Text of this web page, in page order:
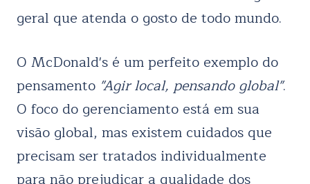
geral que atenda o gosto de todo mundo.
O McDonald's é um perfeito exemplo do
pensamento "Agir local, pensando global".
O foco do gerenciamento está em sua
visão global, mas existem cuidados que
precisam ser tratados individualmente